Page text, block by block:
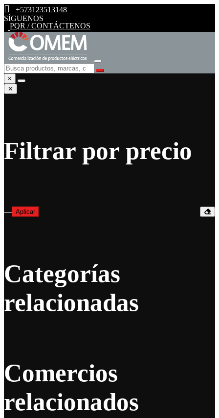
+573123513148
SÍGUENOS
PQR / CONTÁCTENOS
×
✕
Filtrar por precio
— Aplicar
Categorías
relacionadas
Comercios
relacionados